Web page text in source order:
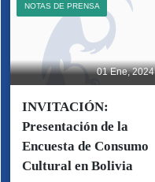
01 Ene, 2024
NOTAS DE PRENSA
INVITACIÓN:
Presentación de la
Encuesta de Consumo
Cultural en Bolivia